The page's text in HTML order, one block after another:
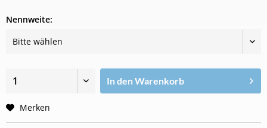
Nennweite:
In denWarenkorb
Merken